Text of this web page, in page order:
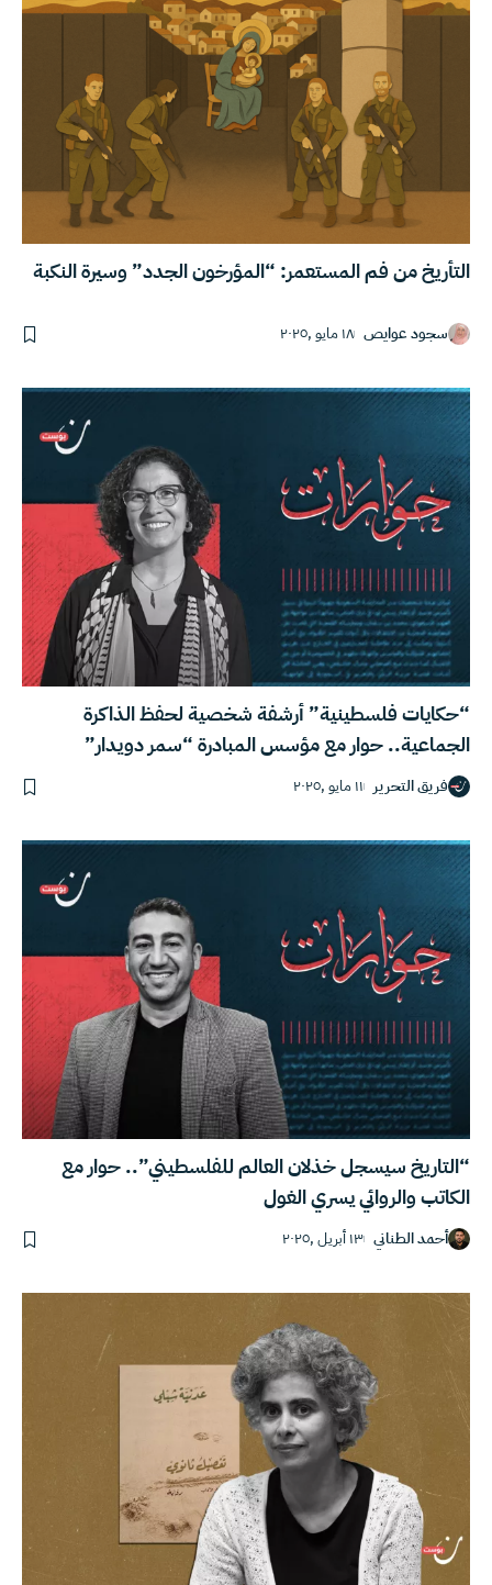
التأريخ من فم المستعمر: “المؤرخون الجدد” وسيرة النكبة
سجود عوايص ١٨ مايو ,٢٠٢٥
“حكايات فلسطينية” أرشفة شخصية لحفظ الذاكرة
الجماعية.. حوار مع مؤسس المبادرة “سمر دويدار”
فريق التحرير ١١ مايو ,٢٠٢٥
“التاريخ سيسجل خذلان العالم للفلسطيني”.. حوار مع
الكاتب والروائي يسري الغول
أحمد الطناني ١٣ أبريل ,٢٠٢٥